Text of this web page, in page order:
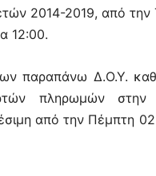
2014-2019, από την
12:00.
παραπάνω Δ.Ο.Υ.
πληρωμών στην
από την Πέμπτη